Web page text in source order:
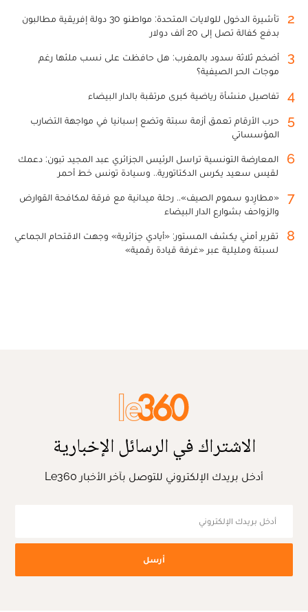
2
تأشيرة الدخول للولايات المتحدة: مواطنو 30 دولة إفريقية مطالبون
بدفع كفالة تصل إلى 20 ألف دولار
3
أضخم ثلاثة سدود بالمغرب: هل حافظت على نسب ملئها رغم
موجات الحر الصيفية؟
4 تفاصيل منشأة رياضية كبرى مرتقبة بالدار البيضاء
5
حرب الأرقام تعمق أزمة سبتة وتضع إسبانيا في مواجهة التضارب
المؤسساتي
6
المعارضة التونسية تراسل الرئيس الجزائري عبد المجيد تبون: دعمك
لقيس سعيد يكرس الدكتاتورية.. وسيادة تونس خط أحمر
7
«مطارِدو سموم الصيف».. رحلة ميدانية مع فرقة لمكافحة القوارض
والزواحف بشوارع الدار البيضاء
8
تقرير أمني يكشف المستور: «أيادي جزائرية» وجهت الاقتحام الجماعي
لسبتة ومليلية عبر «غرفة قيادة رقمية»
الاشتراك في الرسائل الإخبارية
أدخل بريدك الإلكتروني للتوصل بآخر الأخبار Le360
أرسل